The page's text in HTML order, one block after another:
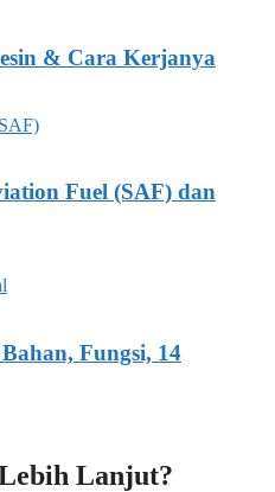
& Cara Kerjanya
Fuel (SAF) dan
Fungsi, 14
Lanjut?